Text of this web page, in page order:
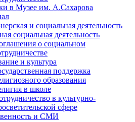
в Музее им. А.Сахарова
и социальная деятельность
социальная деятельность
о социальном
и культура
поддержка
образования
в школе
в культурно-
сфере
и СМИ